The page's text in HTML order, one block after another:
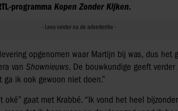
programma Kopen Zonder Kijken.
opgenomen waar Martijn bij was, dus het
van Shownieuws. De bouwkundige geeft
ik ook gewoon niet doen.”
gaat met Krabbé. “Ik vond het heel